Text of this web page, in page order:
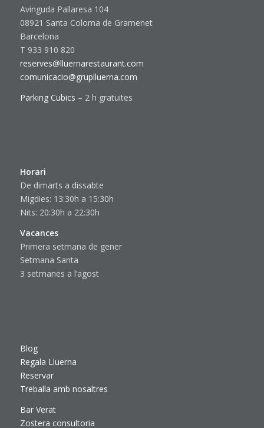
Avinguda Pallaresa 104
08921 Santa Coloma de Gramenet
Barcelona
T 933 910 820
reserves@lluernarestaurant.com
comunicacio@gruplluerna.com
Parking Cubics – 2 h gratuites
Horari
De dimarts a dissabte
Migdies: 13:30h a 15:30h
Nits: 20:30h a 22:30h
Vacances
Primera setmana de gener
Setmana Santa
3 setmanes a l’agost
Blog
Regala Lluerna
Reservar
Treballa amb nosaltres
Bar Verat
Zostera consultoria